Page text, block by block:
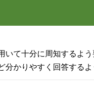
いて十分に周知するよ
かりやすく回答するよ